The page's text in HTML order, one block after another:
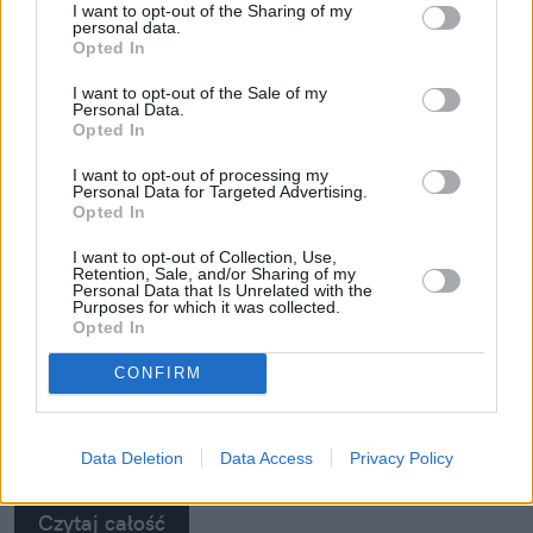
I want to opt-out of the Sharing of my
personal data.
Opted In
I want to opt-out of the Sale of my
Personal Data.
Opted In
I want to opt-out of processing my
Personal Data for Targeted Advertising.
Opted In
I want to opt-out of Collection, Use,
Retention, Sale, and/or Sharing of my
Personal Data that Is Unrelated with the
Purposes for which it was collected.
Opted In
CONFIRM
Data Deletion Data Access Privacy Policy
Skóra po wakacjach woła o
regenerację. 5 kroków, które zwrócą jej
blask i komfort
wieczorami i wakacyjnymi wyjazdami, ale nasza
skóra ma na ten temat zupełnie inne zdanie.
Złocista opalenizna dodaje jej uroku, ale tygodnie
spędzone na słońcu, w klimatyzowanych
pomieszczeniach, w słonej wodzie czy w podróży
mogą odbić się na jej kondycji. Dlatego po
wakacjach warto postawić na pielęgnację, która
nie kończy się na samym nawilżeniu. Sprawdzamy,
jak pięć kosmetyków z linii Neuro Adapt marki
Czytaj całość